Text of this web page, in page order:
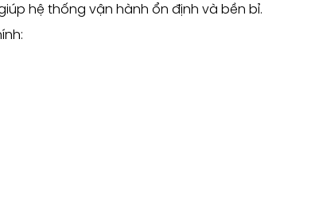
hệ thống vận hành ổn định và bền bỉ.